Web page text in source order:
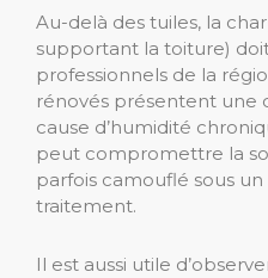
Au-delà des tuiles, la
supportant la toiture)
professionnels de la
rénovés présentent une
cause d’humidité
peut compromettre la
parfois camouflé sous
traitement.
Il est aussi utile